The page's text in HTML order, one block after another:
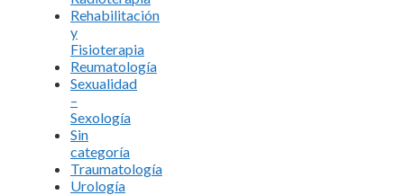
Rehabilitación
y
Fisioterapia
Reumatología
Sexualidad
–
Sexología
Sin
categoría
Traumatología
Urología